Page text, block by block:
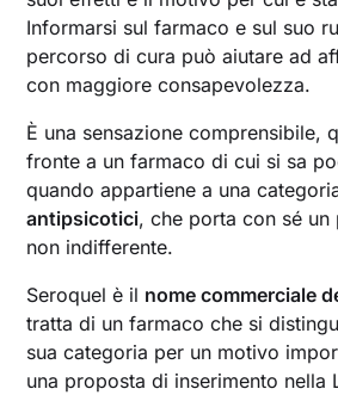
Informarsi sul farmaco e sul suo
percorso di cura può aiutare ad
con maggiore consapevolezza.
È una sensazione comprensibile,
fronte a un farmaco di cui si sa
quando appartiene a una
antipsicotici, che porta con sé
non indifferente.
Seroquel è il nome commerciale
tratta di un farmaco che si
sua categoria per un motivo
una proposta di inserimento nella